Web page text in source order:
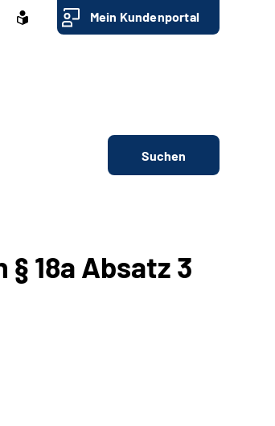
Mein Kundenportal
Suchen
18a Absatz 3